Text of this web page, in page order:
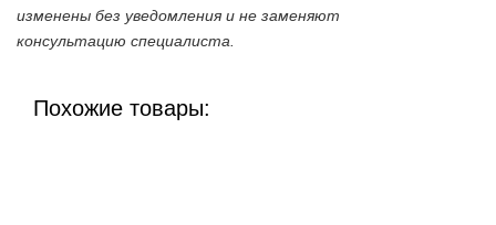
изменены без уведомления и не заменяют
консультацию специалиста.
Похожие товары: